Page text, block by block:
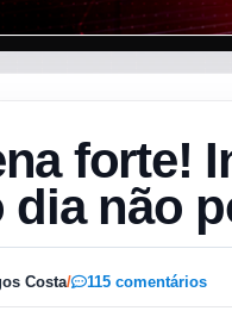
forte!
dia não
Costa/ 115 comentários